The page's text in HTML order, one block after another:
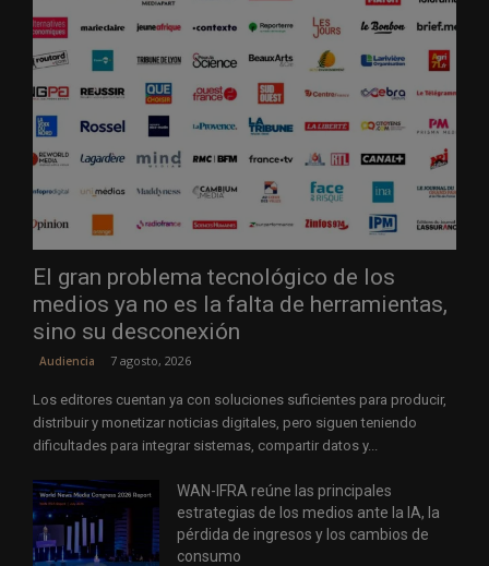
El gran problema tecnológico de los
medios ya no es la falta de herramientas,
sino su desconexión
Audiencia 7 agosto, 2026
Los editores cuentan ya con soluciones suficientes para producir,
distribuir y monetizar noticias digitales, pero siguen teniendo
dificultades para integrar sistemas, compartir datos y...
WAN-IFRA reúne las principales
estrategias de los medios ante la IA, la
pérdida de ingresos y los cambios de
consumo